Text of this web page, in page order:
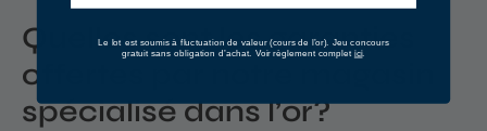
Quelles sont les garanties
offertes par notre magasin
spécialisé dans l’or?
Le lot est soumis à fluctuation de valeur (cours de l’or). Jeu concours
gratuit sans obligation d’achat. Voir règlement complet ici.